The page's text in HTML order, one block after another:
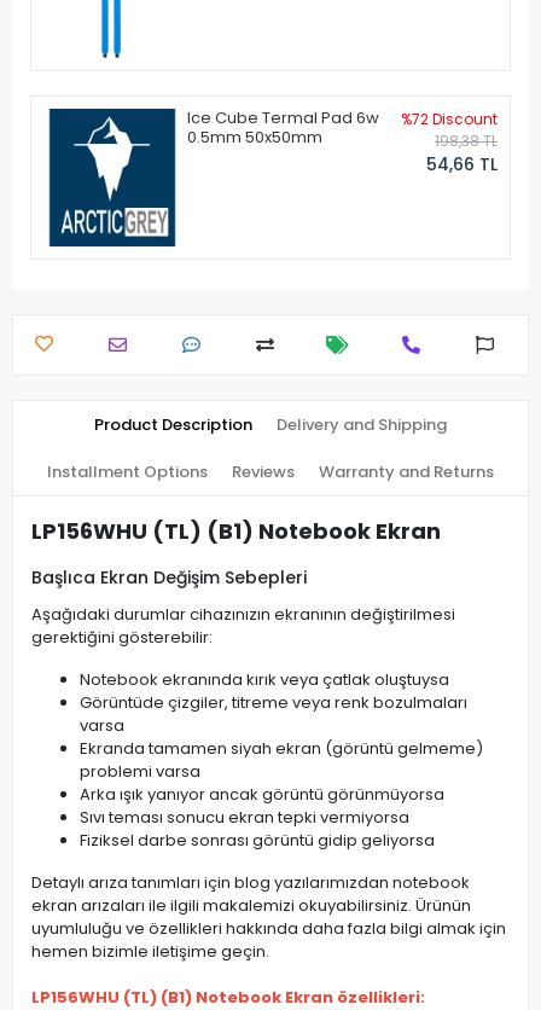
Ice Cube Termal Pad 6w
0.5mm 50x50mm
%72 Discount
198,38 TL
54,66 TL
Product Description Delivery and Shipping
Installment Options Reviews Warranty and Returns
LP156WHU (TL) (B1) Notebook Ekran
Başlıca Ekran Değişim Sebepleri
Aşağıdaki durumlar cihazınızın ekranının değiştirilmesi
gerektiğini gösterebilir:
Notebook ekranında kırık veya çatlak oluştuysa
Görüntüde çizgiler, titreme veya renk bozulmaları
varsa
Ekranda tamamen siyah ekran (görüntü gelmeme)
problemi varsa
Arka ışık yanıyor ancak görüntü görünmüyorsa
Sıvı teması sonucu ekran tepki vermiyorsa
Fiziksel darbe sonrası görüntü gidip geliyorsa
Detaylı arıza tanımları için blog yazılarımızdan notebook
ekran arızaları ile ilgili makalemizi okuyabilirsiniz. Ürünün
uyumluluğu ve özellikleri hakkında daha fazla bilgi almak için
hemen bizimle iletişime geçin.
LP156WHU (TL) (B1) Notebook Ekran özellikleri: